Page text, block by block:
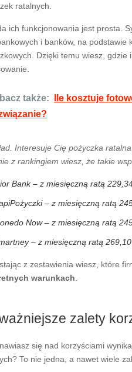
ratalnych.
ich funkcjonowania jest prosta.
i banków, na
Dzięki temu wiesz,
także:
Ile kosztuje
Interesuje Cię pożyczka
z rankingiem wiesz, że takie
Bank – z miesięczną ratą
– z miesięczną ratą
Now – z miesięczną ratą
– z miesięczną ratą 269,10
z zestawienia wiesz, które
warunkach
zalety
się nad korzyściami
To nie jedna, a nawet wiele